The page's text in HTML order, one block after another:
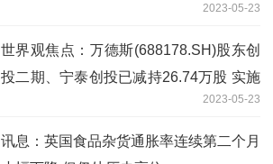
2023-05-23
世界观焦点：万德斯(688178.SH)股东创
投二期、宁泰创投已减持26.74万股 实施
2023-05-23
讯息：英国食品杂货通胀率连续第二个月